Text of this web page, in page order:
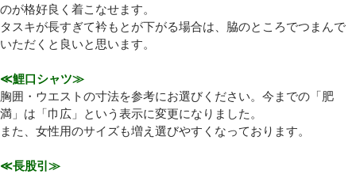
のが格好良く着こなせます。
タスキが長すぎて衿もとが下がる場合は、脇のところでつまんで
いただくと良いと思います。
≪鯉口シャツ≫
胸囲・ウエストの寸法を参考にお選びください。今までの「肥
満」は「巾広」という表示に変更になりました。
また、女性用のサイズも増え選びやすくなっております。
≪長股引≫